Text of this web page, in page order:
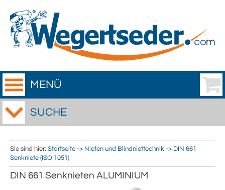
MENÜ
SUCHE
Sie sind hier: Startseite -> Nieten und Blindniettechnik -> DIN 661
Senkniete (ISO 1051)
DIN 661 Senknieten ALUMINIUM